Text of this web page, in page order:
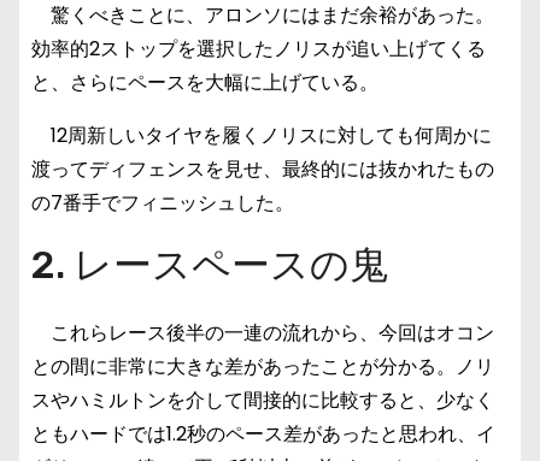
驚くべきことに、アロンソにはまだ余裕があった。
効率的2ストップを選択したノリスが追い上げてくる
と、さらにペースを大幅に上げている。
12周新しいタイヤを履くノリスに対しても何周かに
渡ってディフェンスを見せ、最終的には抜かれたもの
の7番手でフィニッシュした。
2. レースペースの鬼
これらレース後半の一連の流れから、今回はオコン
との間に非常に大きな差があったことが分かる。ノリ
スやハミルトンを介して間接的に比較すると、少なく
ともハードでは1.2秒のペース差があったと思われ、イ